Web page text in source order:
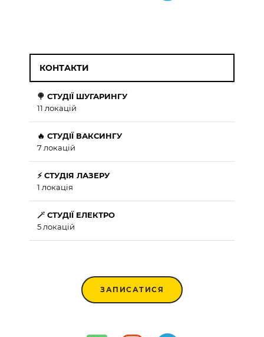
КОНТАКТИ
🍭 СТУДІЇ ШУГАРИНГУ
11 локацій
🔥 СТУДІЇ ВАКСИНГУ
7 локацій
⚡ СТУДІЯ ЛАЗЕРУ
1 локація
🪄 СТУДІЇ ЕЛЕКТРО
5 локацій
ЗАПИСАТИСЯ